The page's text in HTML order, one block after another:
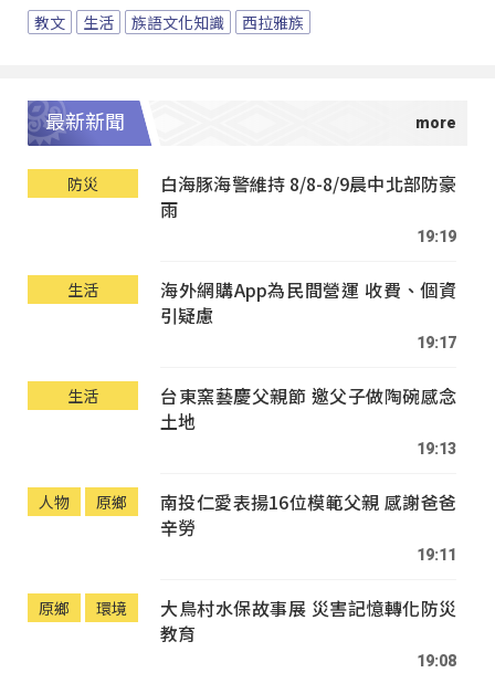
教文 生活 族語文化知識 西拉雅族
最新新聞
防災
白海豚海警維持 8/8-8/9晨中北部防豪
雨
19:19
生活
海外網購App為民間營運 收費、個資
引疑慮
19:17
生活
台東窯藝慶父親節 邀父子做陶碗感念
土地
19:13
人物 原鄉
南投仁愛表揚16位模範父親 感謝爸爸
辛勞
19:11
原鄉 環境
大鳥村水保故事展 災害記憶轉化防災
教育
19:08